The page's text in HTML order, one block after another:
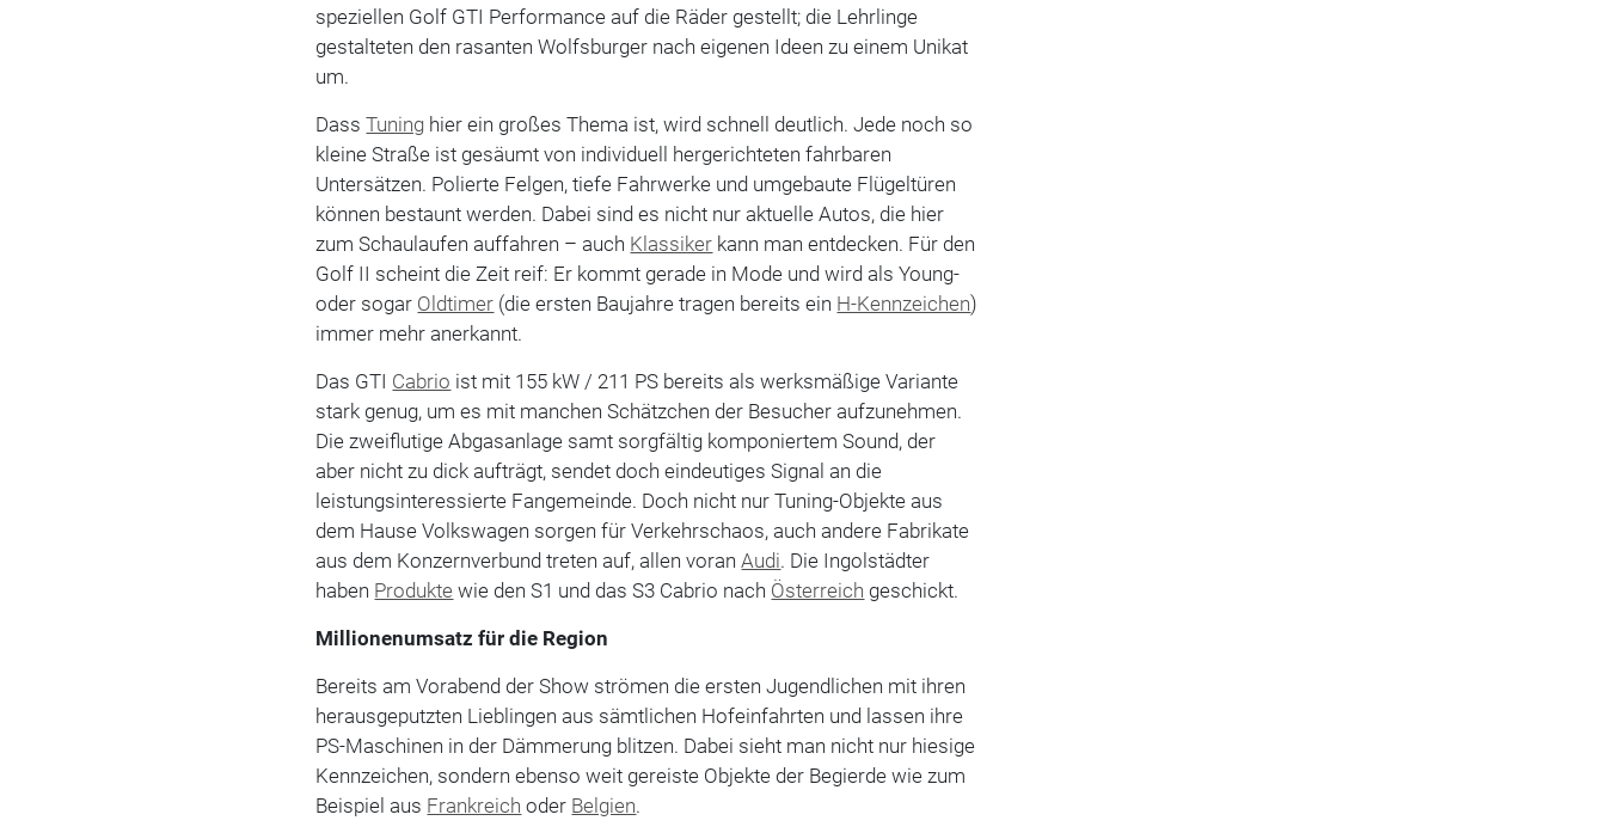
speziellen Golf GTI Performance auf die Räder gestellt; die Lehrlinge
gestalteten den rasanten Wolfsburger nach eigenen Ideen zu einem Unikat
um.
DassTuning hier ein großes Thema ist, wird schnell deutlich. Jede noch so
kleine Straße ist gesäumt von individuell hergerichteten fahrbaren
Untersätzen. Polierte Felgen, tiefe Fahrwerke und umgebaute Flügeltüren
können bestaunt werden. Dabei sind es nicht nur aktuelle Autos, die hier
zum Schaulaufen auffahren – auch Klassiker kann man entdecken. Für den
Golf II scheint die Zeit reif: Er kommt gerade in Mode und wird als Young-
oder sogar Oldtimer (die ersten Baujahre tragen bereits ein H-Kennzeichen)
immer mehr anerkannt.
Das GTI Cabrio ist mit 155 kW / 211 PS bereits als werksmäßige Variante
stark genug, um es mit manchen Schätzchen der Besucher aufzunehmen.
Die zweiflutige Abgasanlage samt sorgfältig komponiertem Sound, der
aber nicht zu dick aufträgt, sendet doch eindeutiges Signal an die
leistungsinteressierte Fangemeinde. Doch nicht nur Tuning-Objekte aus
dem Hause Volkswagen sorgen für Verkehrschaos, auch andere Fabrikate
aus dem Konzernverbund treten auf, allen voranAudi. Die Ingolstädter
haben Produkte wie den S1 und das S3 Cabrio nach Österreich geschickt.
Millionenumsatz für die Region
Bereits am Vorabend der Show strömen die ersten Jugendlichen mit ihren
herausgeputzten Lieblingen aus sämtlichen Hofeinfahrten und lassen ihre
PS-Maschinen in der Dämmerung blitzen. Dabei sieht man nicht nur hiesige
Kennzeichen, sondern ebenso weit gereiste Objekte der Begierde wie zum
Beispiel aus Frankreich oder Belgien.